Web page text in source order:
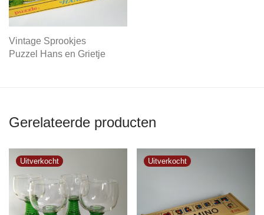
Vintage Sprookjes
Puzzel Hans en Grietje
Gerelateerde producten